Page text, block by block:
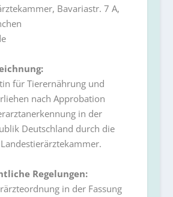
Bavariastr. 7 A,
für Tierernährung und
nach Approbation
in der
Deutschland durch die
Regelungen:
in der Fassung